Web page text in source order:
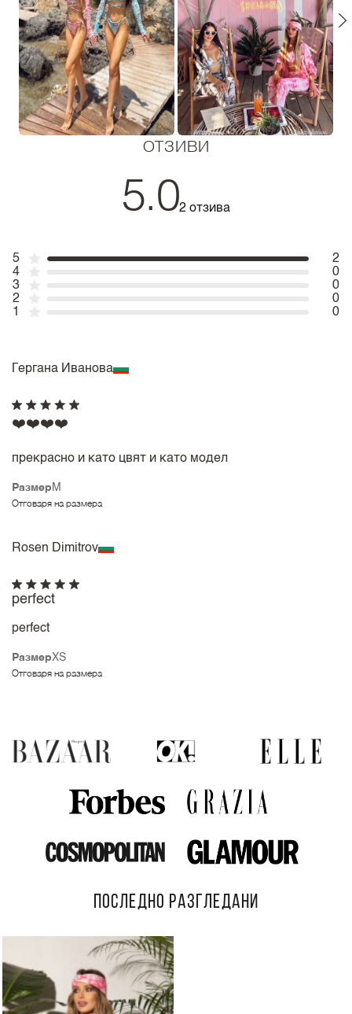
ОТЗИВИ
5.02 отзива
5
2
4
0
3
0
2
0
1
0
Гергана Иванова
Размер M
Отговаря на размера
❤️❤️❤️❤️
прекрасно и като цвят и като модел
Rosen Dimitrov
РазмерXS
Отговаря на размера
perfect
perfect
ПОСЛЕДНО РАЗГЛЕДАНИ